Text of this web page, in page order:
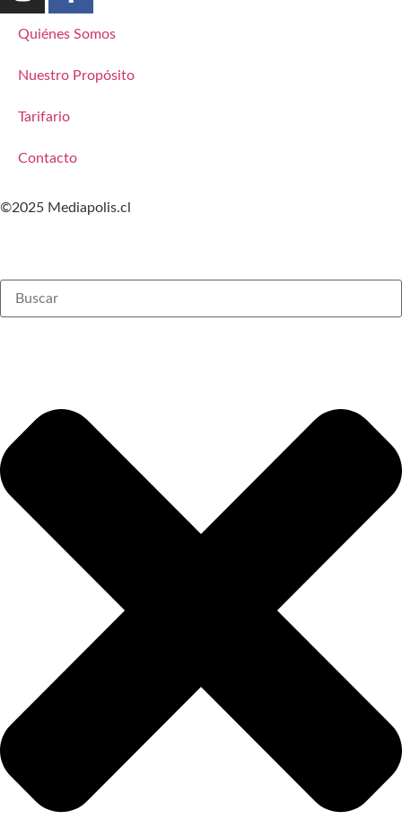
Quiénes Somos
Nuestro Propósito
Tarifario
Contacto
©2025 Mediapolis.cl